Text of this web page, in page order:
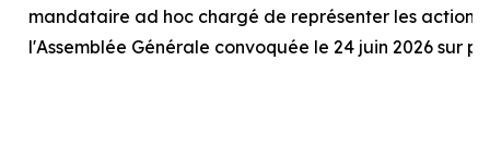
mandataire ad hoc chargé de représenter les
l'Assemblée Générale convoquée le 24 juin 2026 sur